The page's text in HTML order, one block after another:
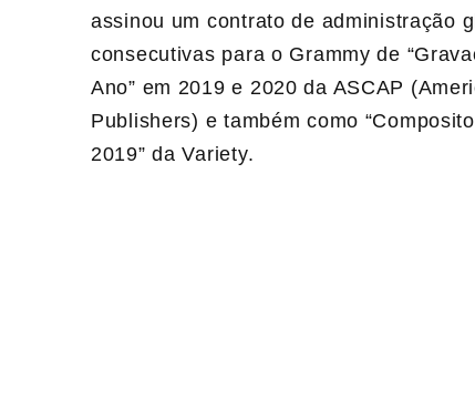
assinou um contrato de administração
consecutivas para o Grammy de
Ano” em 2019 e 2020 da ASCAP
Publishers) e também como
2019” da Variety.